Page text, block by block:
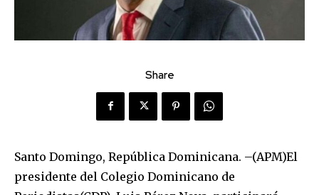
Share
Santo Domingo, República Dominicana. –(APM)El
presidente del Colegio Dominicano de